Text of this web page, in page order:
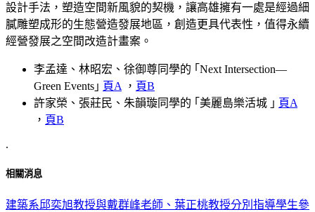
設計手法，塑造空間新風貌的契機，讓高雄擁有一處是經過細
膩雕塑成形的生態營造發展地區，創造更具代表性，值得永續
經營發展之空間改造計畫案。
李孟達、林昭宏、徐御尊同學的 ｢Next Intersection—
Green Events｣ 頁A ， 頁B
許家榮、張莊民、朱韻璇同學的 ｢美麗島樂活城 ｣ 頁A
， 頁B
.
相關消息
建築系邱奕旭教授與戴群峰老師、葉正桃教授分別指導學生參